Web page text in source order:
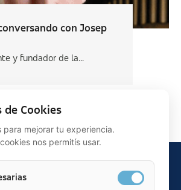
con Josep
y fundador de la...
de Cookies
para mejorar tu experiencia.
nos permitís usar.